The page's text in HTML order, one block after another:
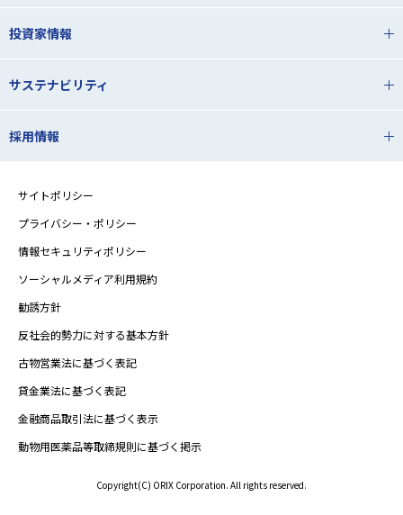
投資家情報
サステナビリティ
採用情報
サイトポリシー
プライバシー・ポリシー
情報セキュリティポリシー
ソーシャルメディア利用規約
勧誘方針
反社会的勢力に対する基本方針
古物営業法に基づく表記
貸金業法に基づく表記
金融商品取引法に基づく表示
動物用医薬品等取締規則に基づく掲示
Copyright(C) ORIX Corporation. All rights reserved.